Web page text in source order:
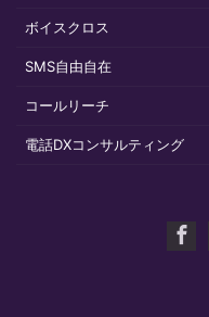
ボイスクロス
SMS自由自在
コールリーチ
電話DXコンサルティング